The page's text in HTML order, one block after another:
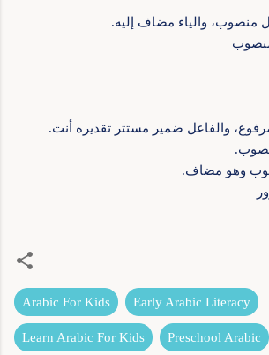
منصوب، والياء مضاف إليه.
والفاعل ضمير مستتر تقديره أنت.
وهو مضاف.
Arabic For Kids Early Arabic Literacy
Learn Arabic For Kids Preschool Arabic